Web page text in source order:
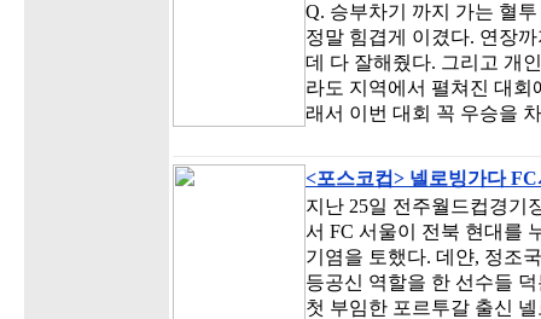
Q. 승부차기 까지 가는 혈
정말 힘겹게 이겼다. 연장
데 다 잘해줬다. 그리고 개
라도 지역에서 펼쳐진 대
래서 이번 대회 꼭 우승을
<포스코컵> 넬로빙가다
지난 25일 전주월드컵경기
서 FC 서울이 전북 현대를
기염을 토했다. 데얀, 정조
등공신 역할을 한 선수들
첫 부임한 포르투갈 출신